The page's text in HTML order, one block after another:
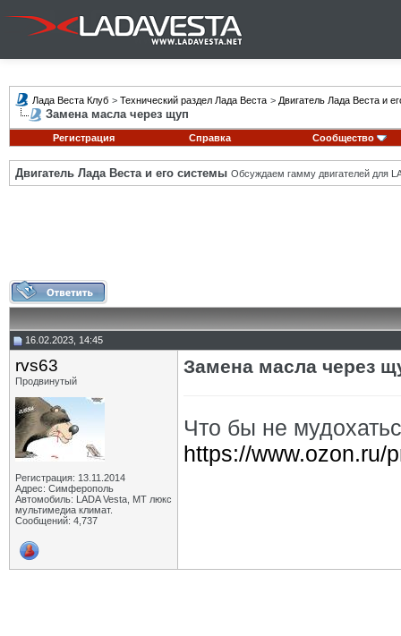
Лада Веста Клуб > Технический раздел Лада Веста > Двигатель Лада Веста и
Замена масла через щуп
Регистрация Справка Сообщество
Двигатель Лада Веста и его системы Обсуждаем гамму двигателей для
16.02.2023, 14:45
rvs63
Продвинутый
Регистрация: 13.11.2014
Адрес: Симферополь
Автомобиль: LADA Vesta, МТ люкс
мультимедиа климат.
Сообщений: 4,737
Замена масла через
Что бы не
https://www.ozon.ru/